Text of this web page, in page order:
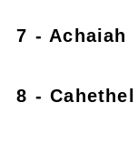
7 - Achaiah
8 - Cahethel